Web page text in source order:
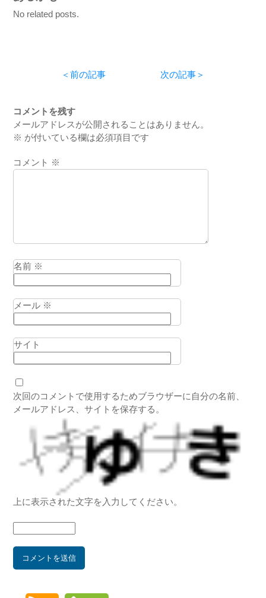
No related posts.
＜前の記事 次の記事＞
コメントを残す
メールアドレスが公開されることはありません。
※ が付いている欄は必須項目です
コメント ※
名前 ※
メール ※
サイト
次回のコメントで使用するためブラウザーに自分の名前、
メールアドレス、サイトを保存する。
上に表示された文字を入力してください。